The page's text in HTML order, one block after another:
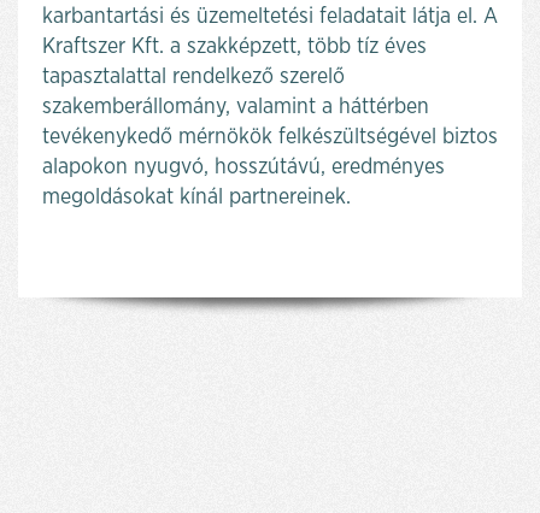
karbantartási és üzemeltetési feladatait látja el. A
Kraftszer Kft. a szakképzett, több tíz éves
tapasztalattal rendelkező szerelő
szakemberállomány, valamint a háttérben
tevékenykedő mérnökök felkészültségével biztos
alapokon nyugvó, hosszútávú, eredményes
megoldásokat kínál partnereinek.